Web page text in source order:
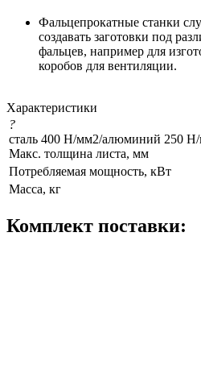
Фальцепрокатные станки
создавать заготовки под
фальцев, например для
коробов для вентиляции.
Характеристики
?
сталь 400 Н/мм2/алюминий 250
Макс. толщина листа, мм
Потребляемая мощность, кВт
Масса, кг
Комплект поставки: